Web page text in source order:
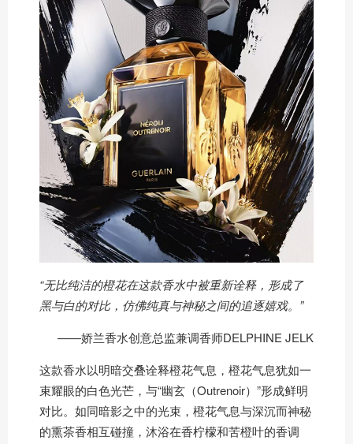
“无比纯洁的橙花在这款香水中被重新诠释，形成了
黑与白的对比，仿佛纯真与神秘之间的追逐嬉戏。”
——娇兰香水创意总监兼调香师DELPHINE JELK
这款香水以明暗交叠诠释橙花气息，橙花气息犹如一
束耀眼的白色光芒，与“幽玄（Outrenoir）”形成鲜明
对比。如同暗影之中的光束，橙花气息与深沉而神秘
的熏茶香相互碰撞，沐浴在香柠檬和苦橙叶的香调